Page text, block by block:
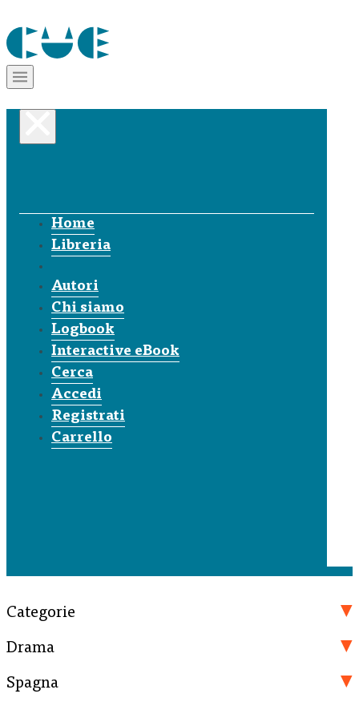
Home
Libreria
Autori
Chi siamo
Logbook
Interactive eBook
Cerca
Accedi
Registrati
Carrello
Categorie
Drama
Spagna